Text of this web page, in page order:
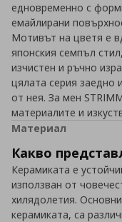
едновременно с
емайлирани
Мотивът на цветя е
японския семпъл
изчистен и ръчно
цялата серия заедно
от нея. За мен
материалите и
Материал
Какво
Керамиката е
използван от
хилядолетия.
керамиката, са